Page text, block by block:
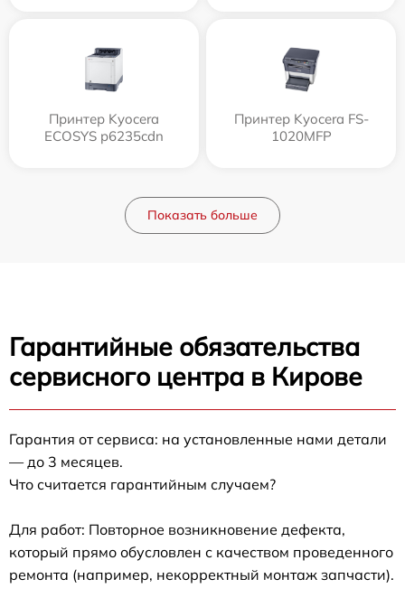
Принтер Kyocera
ECOSYS p6235cdn
Принтер Kyocera FS-
1020MFP
Показать больше
Гарантийные обязательства
сервисного центра в Кирове
Гарантия от сервиса: на установленные нами детали
— до 3 месяцев.
Что считается гарантийным случаем?
Для работ: Повторное возникновение дефекта,
который прямо обусловлен с качеством проведенного
ремонта (например, некорректный монтаж запчасти).